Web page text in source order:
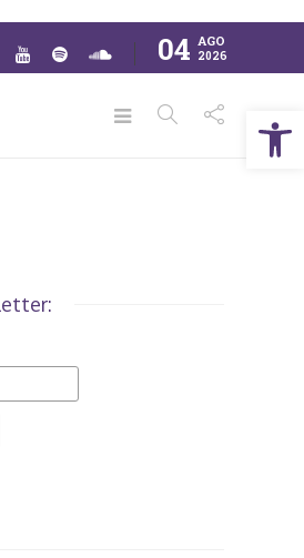
Abrir a barra de ferramentas
04 AGO
2026